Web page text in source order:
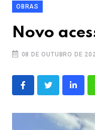
OBRAS
Novo
08 DE OUTUBRO DE